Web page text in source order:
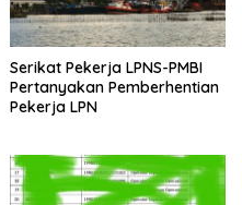
Serikat Pekerja LPNS-PMBI
Pertanyakan Pemberhentian
Pekerja LPN